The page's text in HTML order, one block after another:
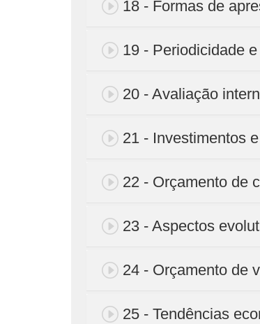
18 - Formas de
19 - Periodicidade
20 - Avaliação
21 - Investimentos
22 - Orçamento de
23 - Aspectos
24 - Orçamento de
25 - Tendências